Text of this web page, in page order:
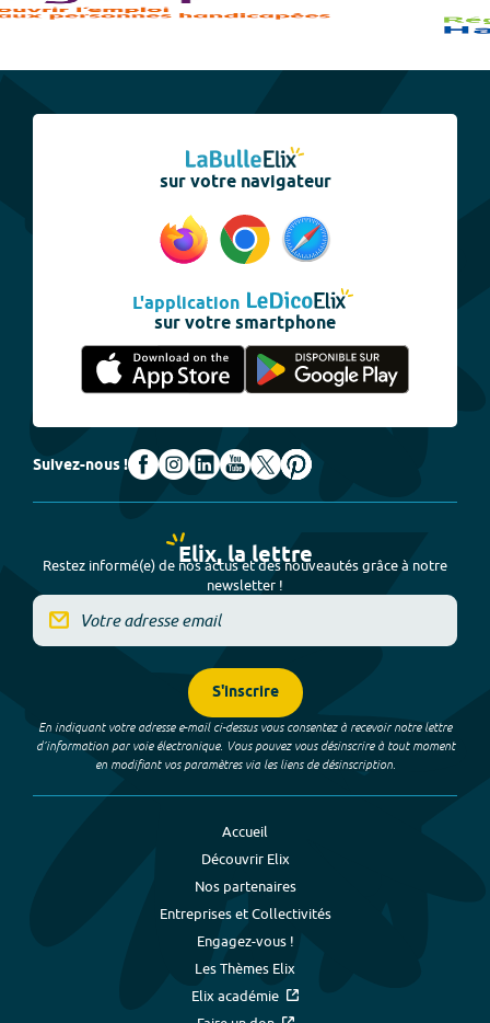
sur votre navigateur
L'application
sur votre smartphone
Suivez-nous !
Elix, la lettre
Restez informé(e) de nos actus et des nouveautés grâce à notre
newsletter !
S'inscrire
En indiquant votre adresse e-mail ci-dessus vous consentez à recevoir notre lettre
d’information par voie électronique. Vous pouvez vous désinscrire à tout moment
en modifiant vos paramètres via les liens de désinscription.
Accueil
Découvrir Elix
Nos partenaires
Entreprises et Collectivités
Engagez-vous !
Les Thèmes Elix
Elix académie